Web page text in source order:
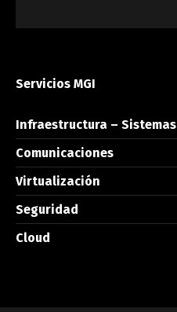
Servicios MGI
Infraestructura – Sistemas
Comunicaciones
Virtualización
Seguridad
Cloud